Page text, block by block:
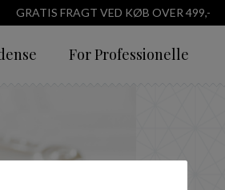
GRATIS FRAGT VED KØB OVER 499,-
For Professionelle